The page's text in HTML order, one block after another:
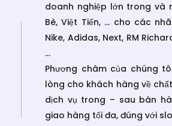
doanh nghiệp lớn trong và
Bè, Việt Tiến, … cho các
Nike, Adidas, Next, RM
…
Phương châm của chúng
lòng cho khách hàng về
dịch vụ trong – sau bán
giao hàng tối đa, đúng với